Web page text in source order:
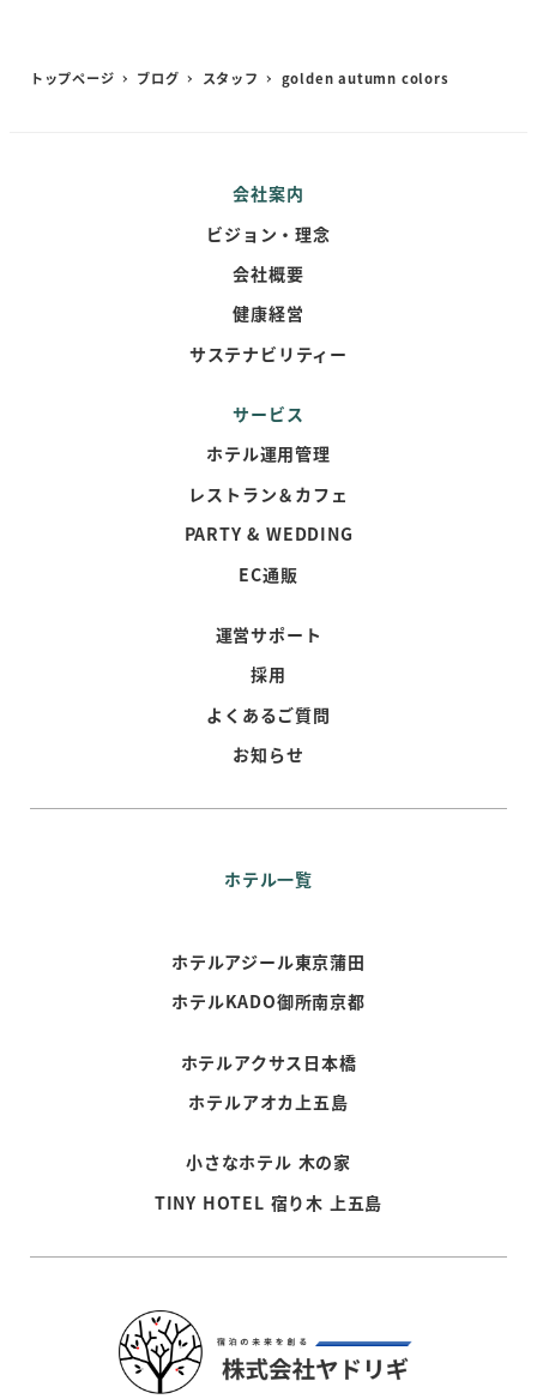
トップページ ブログ スタッフ golden autumn colors
会社案内
ビジョン・理念
会社概要
健康経営
サステナビリティー
サービス
ホテル運用管理
レストラン＆カフェ
PARTY & WEDDING
EC通販
運営サポート
採用
よくあるご質問
お知らせ
ホテル一覧
ホテルアジール東京蒲田
ホテルKADO御所南京都
ホテルアクサス日本橋
ホテルアオカ上五島
小さなホテル 木の家
TINY HOTEL 宿り木 上五島